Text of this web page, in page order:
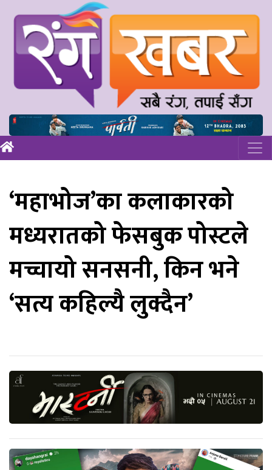
‘महाभोज’का कलाकारको
मध्यरातको फेसबुक पोस्टले
मच्चायो सनसनी, किन भने
‘सत्य कहिल्यै लुक्दैन’